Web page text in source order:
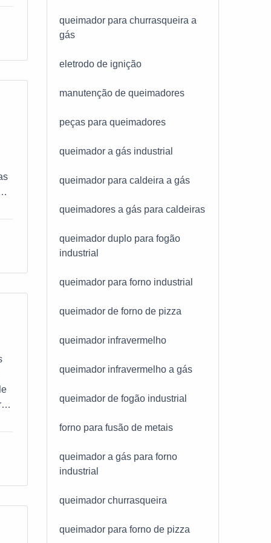
queimador para churrasqueira a
gás
eletrodo de ignição
manutenção de queimadores
peças para queimadores
queimador a gás industrial
queimador para caldeira a gás
queimadores a gás para caldeiras
queimador duplo para fogão
industrial
queimador para forno industrial
queimador de forno de pizza
queimador infravermelho
queimador infravermelho a gás
queimador de fogão industrial
forno para fusão de metais
queimador a gás para forno
industrial
queimador churrasqueira
queimador para forno de pizza